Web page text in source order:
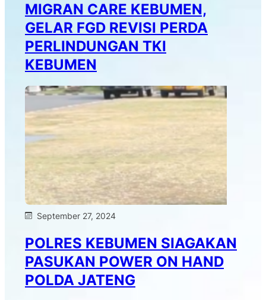
MIGRAN CARE KEBUMEN,
GELAR FGD REVISI PERDA
PERLINDUNGAN TKI
KEBUMEN
September 27, 2024
POLRES KEBUMEN SIAGAKAN
PASUKAN POWER ON HAND
POLDA JATENG